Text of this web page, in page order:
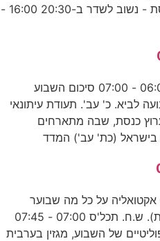
נשוב לשדר ב-20:30. ערוץ הכנסת - נשוב לשדר ב-20:30 16:00 -
סיכום השבוע הפוליטי ברוסית 06:00 - 07:00 סיכום השבוע
לביא. כ' עב'. תעודת עיתונאי
בערוץ כנסת, שבה מתארחים
בישראל (כת' עב') המדד
- 07:00 תכנית אקטואליה על כל מה שבוער
בפוליטיקה הישראלית (כת' סמויות). ש.ח. תכל'ס 07:00 - 07:45
של השבוע, מגזין בערבית